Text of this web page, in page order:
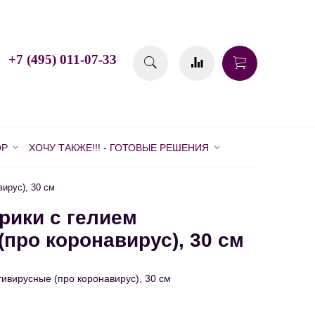
+7 (495) 011-07-33
ХОЧУ ТАКЖЕ!!! - ГОТОВЫЕ РЕШЕНИЯ
30 см
с гелием
коронавирус), 30 см
(про коронавирус), 30 см